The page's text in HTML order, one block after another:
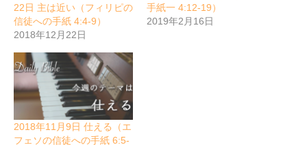
22日 主は近い（フィリピの
信徒への手紙 4:4-9）
2018年12月22日
手紙一 4:12-19）
2019年2月16日
2018年11月9日 仕える（エ
フェソの信徒への手紙 6:5-